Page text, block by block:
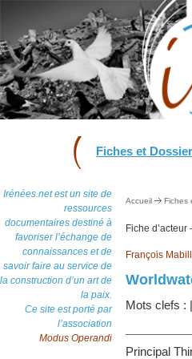
Fiches et
Irénées.net est un site de
ressources
documentaires destiné à
favoriser l’échange de
connaissances et de
savoir faire au service de
la construction d’un art de
la paix.
Ce site est porté par
l’association
Modus Operandi
Accueil Fiches
Fiche d’acteur
François
Mots clefs : |
Principal